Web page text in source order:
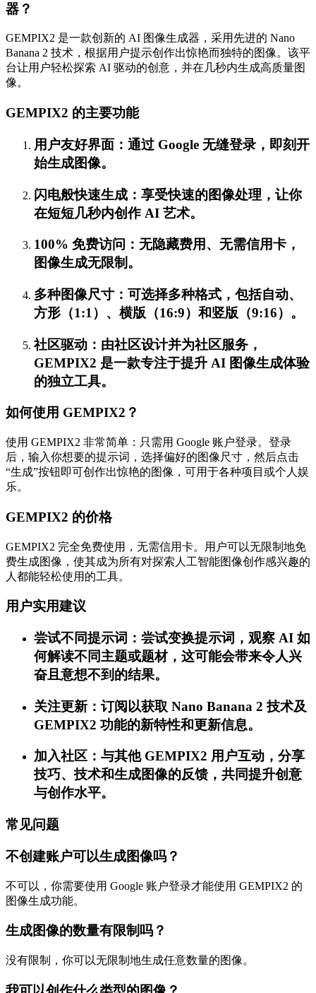
器？
GEMPIX2 是一款创新的 AI 图像生成器，采用先进的 Nano
Banana 2 技术，根据用户提示创作出惊艳而独特的图像。该平
台让用户轻松探索 AI 驱动的创意，并在几秒内生成高质量图
像。
GEMPIX2 的主要功能
用户友好界面：通过 Google 无缝登录，即刻开
始生成图像。
闪电般快速生成：享受快速的图像处理，让你
在短短几秒内创作 AI 艺术。
100% 免费访问：无隐藏费用、无需信用卡，
图像生成无限制。
多种图像尺寸：可选择多种格式，包括自动、
方形（1:1）、横版（16:9）和竖版（9:16）。
社区驱动：由社区设计并为社区服务，
GEMPIX2 是一款专注于提升 AI 图像生成体验
的独立工具。
如何使用 GEMPIX2？
使用 GEMPIX2 非常简单：只需用 Google 账户登录。登录
后，输入你想要的提示词，选择偏好的图像尺寸，然后点击
“生成”按钮即可创作出惊艳的图像，可用于各种项目或个人娱
乐。
GEMPIX2 的价格
GEMPIX2 完全免费使用，无需信用卡。用户可以无限制地免
费生成图像，使其成为所有对探索人工智能图像创作感兴趣的
人都能轻松使用的工具。
用户实用建议
尝试不同提示词：尝试变换提示词，观察 AI 如
何解读不同主题或题材，这可能会带来令人兴
奋且意想不到的结果。
关注更新：订阅以获取 Nano Banana 2 技术及
GEMPIX2 功能的新特性和更新信息。
加入社区：与其他 GEMPIX2 用户互动，分享
技巧、技术和生成图像的反馈，共同提升创意
与创作水平。
常见问题
不创建账户可以生成图像吗？
不可以，你需要使用 Google 账户登录才能使用 GEMPIX2 的
图像生成功能。
生成图像的数量有限制吗？
没有限制，你可以无限制地生成任意数量的图像。